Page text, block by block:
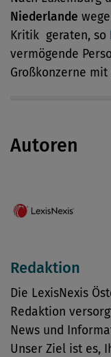
Niederlande
Kritik geraten, so
vermögende
Großkonzerne
Autoren
Redaktion
Die LexisNexis
Redaktion
News und
Unser Ziel ist es,